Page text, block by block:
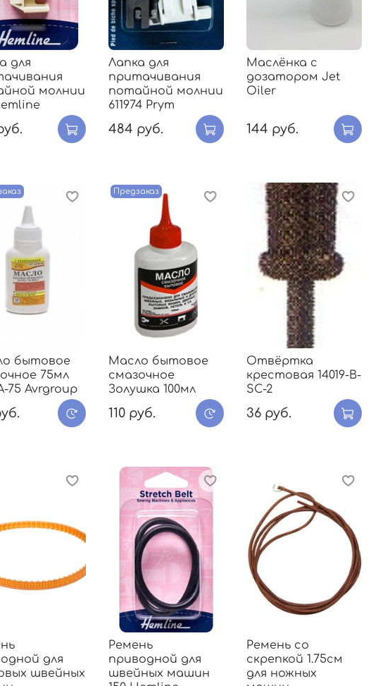
для
молнии
Лапка для
притачивания
потайной молнии
611974 Prym
484 руб.
Маслёнка с
дозатором Jet
Oiler
144 руб.
бытовое
75мл
75 Avrgroup
Предзаказ
Масло бытовое
смазочное
Золушка 100мл
110 руб.
Отвёртка
крестовая 14019-В-
SC-2
36 руб.
для
швейных
Ремень
приводной для
швейных машин
Ремень со
скрепкой 1.75см
для ножных